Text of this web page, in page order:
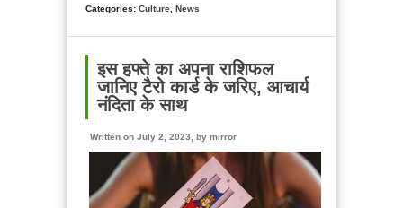
जी
रया,
यो
दिन
भेटने
रया,
हरेला
पर्व
Categories: Culture, News
इस हफ्ते का अपना राशिफल
जानिए टैरो कार्ड के जरिए, आचार्य
नंदिता के साथ
Written on July 2, 2023, by mirror